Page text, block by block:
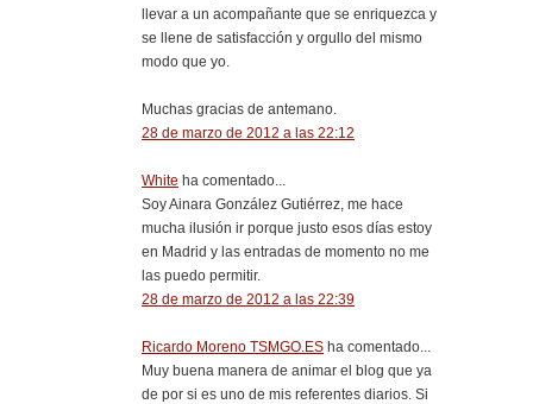
llevar a un acompañante que se enriquezca y
se llene de satisfacción y orgullo del mismo
modo que yo.
Muchas gracias de antemano.
28 de marzo de 2012 a las 22:12
White ha comentado...
Soy Ainara González Gutiérrez, me hace
mucha ilusión ir porque justo esos días estoy
en Madrid y las entradas de momento no me
las puedo permitir.
28 de marzo de 2012 a las 22:39
Ricardo Moreno TSMGO.ES ha comentado...
Muy buena manera de animar el blog que ya
de por si es uno de mis referentes diarios. Si